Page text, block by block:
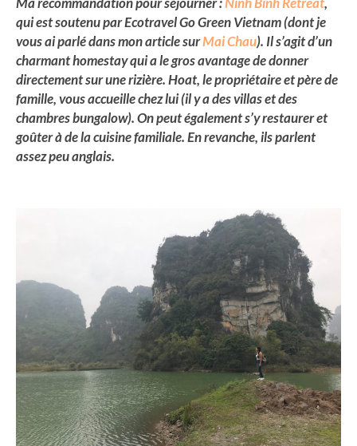
qui est soutenu par Ecotravel Go Green Vietnam (dont je
vous ai parlé dans mon article surMai Chau). Il s’agit d’un
charmant homestay qui a le gros avantage de donner
directement sur une rizière. Hoat, le propriétaire et père de
famille, vous accueille chez lui (il y a des villas et des
chambres bungalow). On peut également s’y restaurer et
goûter à de la cuisine familiale.En revanche, ils parlent
assez peu anglais.